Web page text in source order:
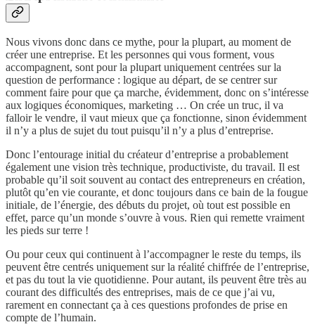
Nous vivons donc dans ce mythe, pour la plupart, au moment de
créer une entreprise. Et les personnes qui vous forment, vous
accompagnent, sont pour la plupart uniquement centrées sur la
question de performance : logique au départ, de se centrer sur
comment faire pour que ça marche, évidemment, donc on s’intéresse
aux logiques économiques, marketing … On crée un truc, il va
falloir le vendre, il vaut mieux que ça fonctionne, sinon évidemment
il n’y a plus de sujet du tout puisqu’il n’y a plus d’entreprise.
Donc l’entourage initial du créateur d’entreprise a probablement
également une vision très technique, productiviste, du travail. Il est
probable qu’il soit souvent au contact des entrepreneurs en création,
plutôt qu’en vie courante, et donc toujours dans ce bain de la fougue
initiale, de l’énergie, des débuts du projet, où tout est possible en
effet, parce qu’un monde s’ouvre à vous. Rien qui remette vraiment
les pieds sur terre !
Ou pour ceux qui continuent à l’accompagner le reste du temps, ils
peuvent être centrés uniquement sur la réalité chiffrée de l’entreprise,
et pas du tout la vie quotidienne. Pour autant, ils peuvent être très au
courant des difficultés des entreprises, mais de ce que j’ai vu,
rarement en connectant ça à ces questions profondes de prise en
compte de l’humain.